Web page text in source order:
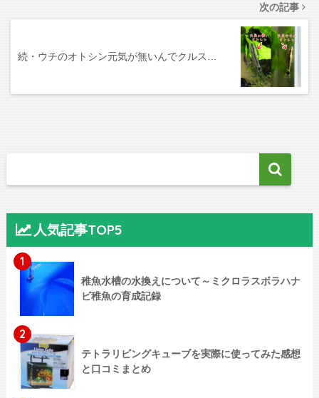
次の記事
続・ウチのオトシン元気が無いんでクルス…
人気記事TOP5
1
稚魚水槽の水換えについて～ミクロラスボラハナ
ビ稚魚の育成記録
2
テトラリビングキューブを実際に使ってみた感想
と口コミまとめ